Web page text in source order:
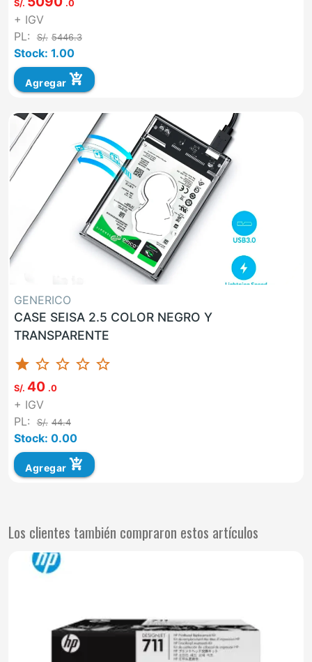
S/. .0
+ IGV
PL:
S/. 5446.3
Stock: 1.00
Agregar add_shopping_cart
GENERICO
CASE SEISA 2.5 COLOR NEGRO Y
TRANSPARENTE
star star_border star_border star_border star_border
S/. 40 .0
+ IGV
PL:
S/. 44.4
Stock: 0.00
Agregar add_shopping_cart
Los clientes también compraron estos artículos